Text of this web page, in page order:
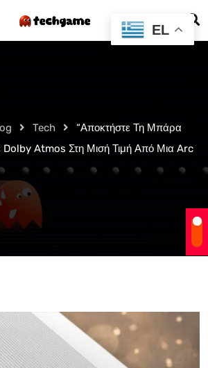
Tech
“Αποκτήστε Τη Μπάρα
Atmos Στη Μισή Τιμή Από Μια Arc
EL